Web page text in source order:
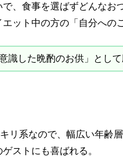
、食事を選ばずどんなお
ット中の方の「自分への
識した晩酌のお供」とし
リ系なので、幅広い年齢
ストにも喜ばれる。